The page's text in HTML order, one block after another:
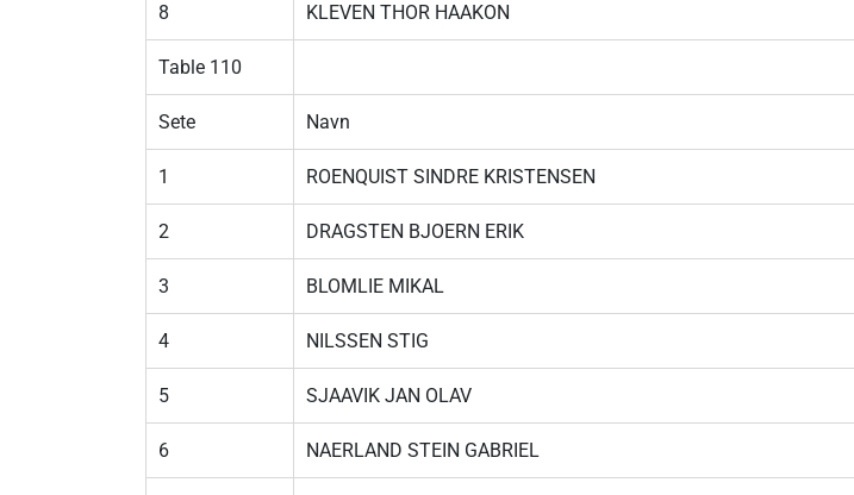
8 KLEVEN THOR HAAKON
Table 110
Sete Navn
1 ROENQUIST SINDRE KRISTENSEN
2 DRAGSTEN BJOERN ERIK
3 BLOMLIE MIKAL
4 NILSSEN STIG
5 SJAAVIK JAN OLAV
6 NAERLAND STEIN GABRIEL